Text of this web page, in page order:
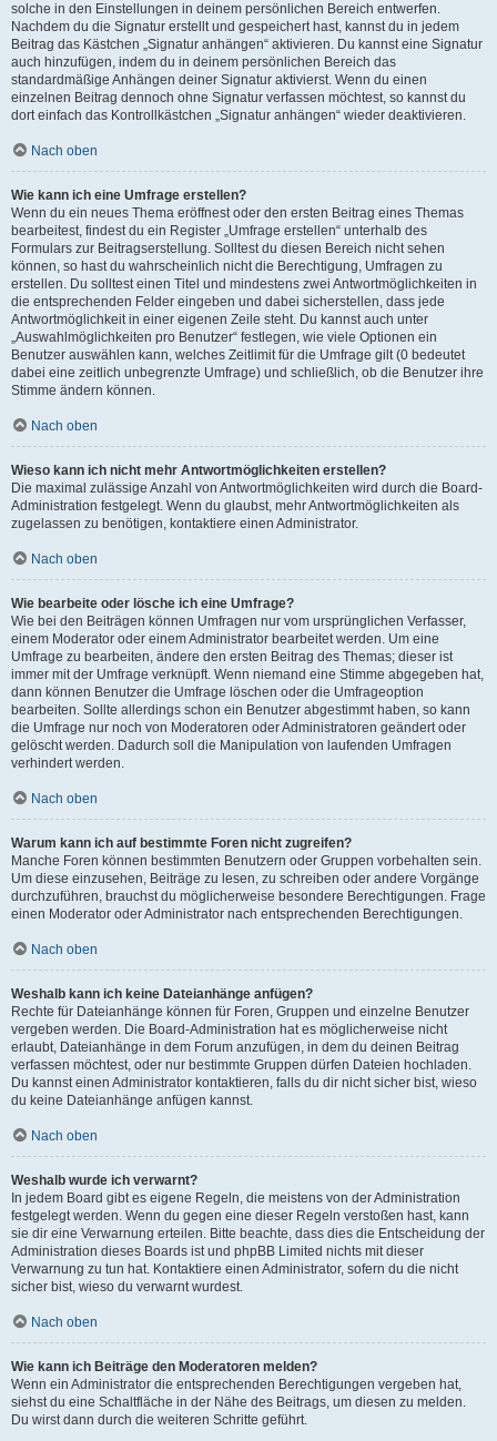
solche in den Einstellungen in deinem persönlichen Bereich entwerfen.
Nachdem du die Signatur erstellt und gespeichert hast, kannst du in jedem
Beitrag das Kästchen „Signatur anhängen“ aktivieren. Du kannst eine Signatur
auch hinzufügen, indem du in deinem persönlichen Bereich das
standardmäßige Anhängen deiner Signatur aktivierst. Wenn du einen
einzelnen Beitrag dennoch ohne Signatur verfassen möchtest, so kannst du
dort einfach das Kontrollkästchen „Signatur anhängen“ wieder deaktivieren.
Nach oben
Wie kann ich eine Umfrage erstellen?
Wenn du ein neues Thema eröffnest oder den ersten Beitrag eines Themas
bearbeitest, findest du ein Register „Umfrage erstellen“ unterhalb des
Formulars zur Beitragserstellung. Solltest du diesen Bereich nicht sehen
können, so hast du wahrscheinlich nicht die Berechtigung, Umfragen zu
erstellen. Du solltest einen Titel und mindestens zwei Antwortmöglichkeiten in
die entsprechenden Felder eingeben und dabei sicherstellen, dass jede
Antwortmöglichkeit in einer eigenen Zeile steht. Du kannst auch unter
„Auswahlmöglichkeiten pro Benutzer“ festlegen, wie viele Optionen ein
Benutzer auswählen kann, welches Zeitlimit für die Umfrage gilt (0 bedeutet
dabei eine zeitlich unbegrenzte Umfrage) und schließlich, ob die Benutzer ihre
Stimme ändern können.
Nach oben
Wieso kann ich nicht mehr Antwortmöglichkeiten erstellen?
Die maximal zulässige Anzahl von Antwortmöglichkeiten wird durch die Board-
Administration festgelegt. Wenn du glaubst, mehr Antwortmöglichkeiten als
zugelassen zu benötigen, kontaktiere einen Administrator.
Nach oben
Wie bearbeite oder lösche ich eine Umfrage?
Wie bei den Beiträgen können Umfragen nur vom ursprünglichen Verfasser,
einem Moderator oder einem Administrator bearbeitet werden. Um eine
Umfrage zu bearbeiten, ändere den ersten Beitrag des Themas; dieser ist
immer mit der Umfrage verknüpft. Wenn niemand eine Stimme abgegeben hat,
dann können Benutzer die Umfrage löschen oder die Umfrageoption
bearbeiten. Sollte allerdings schon ein Benutzer abgestimmt haben, so kann
die Umfrage nur noch von Moderatoren oder Administratoren geändert oder
gelöscht werden. Dadurch soll die Manipulation von laufenden Umfragen
verhindert werden.
Nach oben
Warum kann ich auf bestimmte Foren nicht zugreifen?
Manche Foren können bestimmten Benutzern oder Gruppen vorbehalten sein.
Um diese einzusehen, Beiträge zu lesen, zu schreiben oder andere Vorgänge
durchzuführen, brauchst du möglicherweise besondere Berechtigungen. Frage
einen Moderator oder Administrator nach entsprechenden Berechtigungen.
Nach oben
Weshalb kann ich keine Dateianhänge anfügen?
Rechte für Dateianhänge können für Foren, Gruppen und einzelne Benutzer
vergeben werden. Die Board-Administration hat es möglicherweise nicht
erlaubt, Dateianhänge in dem Forum anzufügen, in dem du deinen Beitrag
verfassen möchtest, oder nur bestimmte Gruppen dürfen Dateien hochladen.
Du kannst einen Administrator kontaktieren, falls du dir nicht sicher bist, wieso
du keine Dateianhänge anfügen kannst.
Nach oben
Weshalb wurde ich verwarnt?
In jedem Board gibt es eigene Regeln, die meistens von der Administration
festgelegt werden. Wenn du gegen eine dieser Regeln verstoßen hast, kann
sie dir eine Verwarnung erteilen. Bitte beachte, dass dies die Entscheidung der
Administration dieses Boards ist und phpBB Limited nichts mit dieser
Verwarnung zu tun hat. Kontaktiere einen Administrator, sofern du die nicht
sicher bist, wieso du verwarnt wurdest.
Nach oben
Wie kann ich Beiträge den Moderatoren melden?
Wenn ein Administrator die entsprechenden Berechtigungen vergeben hat,
siehst du eine Schaltfläche in der Nähe des Beitrags, um diesen zu melden.
Du wirst dann durch die weiteren Schritte geführt.